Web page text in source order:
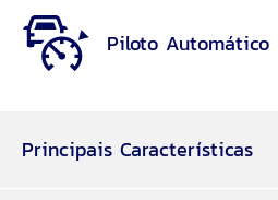
Piloto Automático
Principais Características